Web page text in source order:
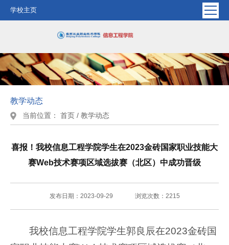
学校主页
教学动态
当前位置： 首页 / 教学动态
喜报！我校信息工程学院学生在2023金砖国家职业技能大
赛Web技术赛项区域选拔赛（北区）中成功晋级
发布日期：2023-09-29 浏览次数： 2215
我校信息工程学院学生郭良辰在2023金砖国